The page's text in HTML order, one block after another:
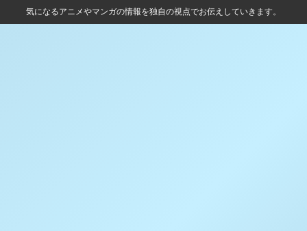
気になるアニメやマンガの情報を独自の視点でお伝えしていきます。